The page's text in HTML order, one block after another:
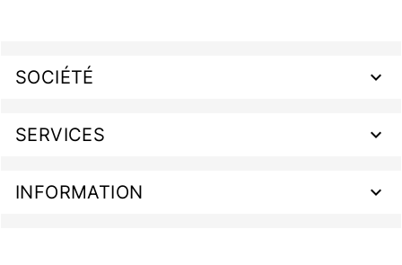
SOCIÉTÉ
SERVICES
INFORMATION